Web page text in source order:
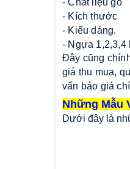
- Chất liệu gỗ
- Kích thước
- Kiểu dáng.
- Ngựa 1,2,3,4
Đây cũng
giá thu mua,
vấn báo giá
Những Mẫu
Dưới đây là